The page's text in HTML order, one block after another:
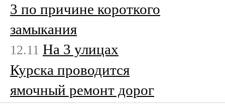
3 по причине короткого
замыкания
12.11 На 3 улицах
Курска проводится
ямочный ремонт дорог